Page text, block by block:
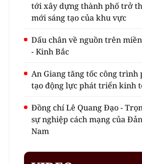
tới xây dựng thành phố trở
mới sáng tạo của khu vực
Dấu chân về nguồn trên
- Kinh Bắc
An Giang tăng tốc công trình
tạo động lực phát triển kinh
Đồng chí Lê Quang Đạo -
sự nghiệp cách mạng của
Nam